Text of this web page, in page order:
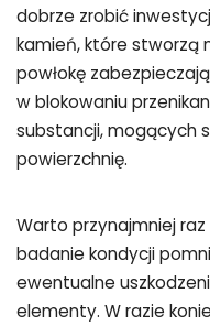
dobrze zrobić
kamień, które stworzą
powłokę
w blokowaniu
substancji, mogących
powierzchnię.
Warto przynajmniej
badanie kondycji
ewentualne
elementy. W razie